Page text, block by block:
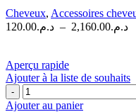
options
peuvent
la
Cheveux, Accessoires
د.م.120.00 – د.م.2,160.00
à
Aperçu rapide
Ajouter à la liste de souhaits
quantité
de
Ajouter au panier